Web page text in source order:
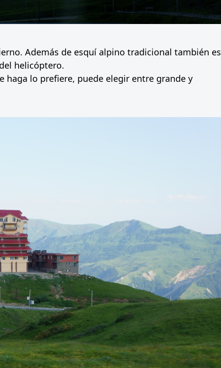
Además de esquí alpino tradicional también es
helicóptero.
haga lo prefiere, puede elegir entre grande y